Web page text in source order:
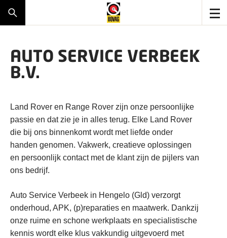
AUTO SERVICE VERBEEK
B.V.
Land Rover en Range Rover zijn onze persoonlijke
passie en dat zie je in alles terug. Elke Land Rover
die bij ons binnenkomt wordt met liefde onder
handen genomen. Vakwerk, creatieve oplossingen
en persoonlijk contact met de klant zijn de pijlers van
ons bedrijf.
Auto Service Verbeek in Hengelo (Gld) verzorgt
onderhoud, APK, (p)reparaties en maatwerk. Dankzij
onze ruime en schone werkplaats en specialistische
kennis wordt elke klus vakkundig uitgevoerd met